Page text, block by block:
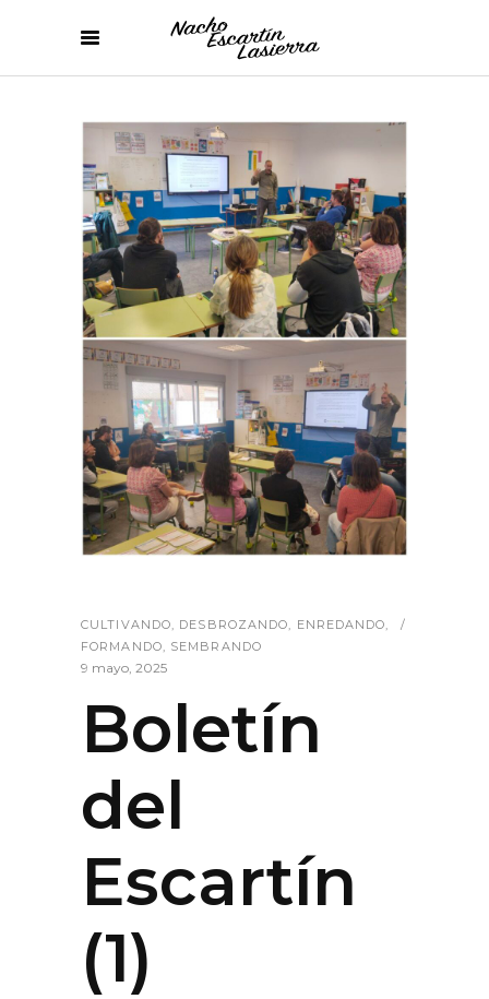
CULTIVANDO, DESBROZANDO, ENREDANDO,
FORMANDO, SEMBRANDO
9 mayo, 2025
Boletín
del
Escartín
(1)